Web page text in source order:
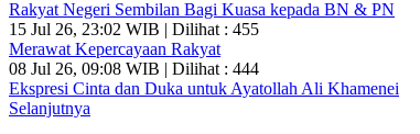
Rakyat Negeri Sembilan Bagi Kuasa kepada BN & PN
15 Jul 26, 23:02 WIB | Dilihat : 455
Merawat Kepercayaan Rakyat
08 Jul 26, 09:08 WIB | Dilihat : 444
Ekspresi Cinta dan Duka untuk Ayatollah Ali Khamenei
Selanjutnya